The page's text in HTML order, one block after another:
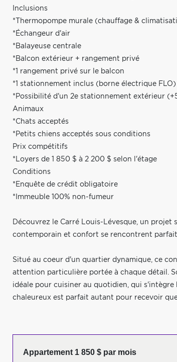
Inclusions
*Thermopompe murale (chauffage &
*Échangeur d'air
*Balayeuse centrale
*Balcon extérieur + rangement privé
*1 rangement privé sur le balcon
*1 stationnement inclus (borne électrique FLO)
*Possibilité d'un 2e stationnement extérieur
Animaux
*Chats acceptés
*Petits chiens acceptés sous conditions
Prix compétitifs
*Loyers de 1 850 $ à 2 200 $ selon l'étage
Conditions
*Enquête de crédit obligatoire
*Immeuble 100% non-fumeur
Découvrez le Carré Louis-Lévesque, un
contemporain et confort se rencontrent
Situé au coeur d'un quartier dynamique, ce
attention particulière portée à chaque détail.
idéale pour cuisiner au quotidien, qui s'intègre
chaleureux est parfait autant pour recevoir
Appartement 1 850 $ par mois